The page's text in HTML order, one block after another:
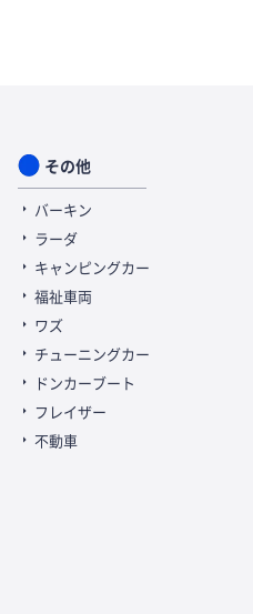
その他
バーキン
ラーダ
キャンピングカー
福祉車両
ワズ
チューニングカー
ドンカーブート
フレイザー
不動車